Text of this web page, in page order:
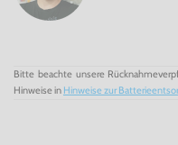
Bitte beachte unsere
Hinweise in Hinweise zur